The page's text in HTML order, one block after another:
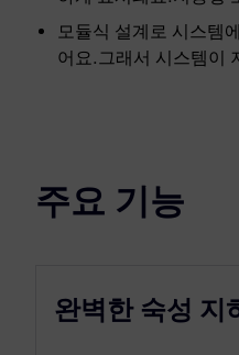
모듈식 설계로 시스템
어요.그래서 시스템이
주요 기능
완벽한 숙성 지